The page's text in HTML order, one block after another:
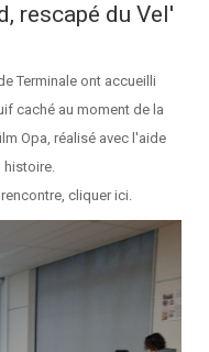
rescapé du Vel'
Terminale ont accueilli
caché au moment de la
Opa, réalisé avec l'aide
histoire.
cliquer ici.